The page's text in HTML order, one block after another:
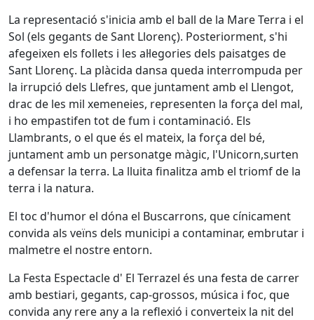
La representació s'inicia amb el ball de la Mare Terra i el
Sol (els gegants de Sant Llorenç). Posteriorment, s'hi
afegeixen els follets i les al·legories dels paisatges de
Sant Llorenç. La plàcida dansa queda interrompuda per
la irrupció dels Llefres, que juntament amb el Llengot,
drac de les mil xemeneies, representen la força del mal,
i ho empastifen tot de fum i contaminació. Els
Llambrants, o el que és el mateix, la força del bé,
juntament amb un personatge màgic, l'Unicorn,surten
a defensar la terra. La lluita finalitza amb el triomf de la
terra i la natura.
El toc d'humor el dóna el Buscarrons, que cínicament
convida als veïns dels municipi a contaminar, embrutar i
malmetre el nostre entorn.
La Festa Espectacle d' El Terrazel és una festa de carrer
amb bestiari, gegants, cap-grossos, música i foc, que
convida any rere any a la reflexió i converteix la nit del